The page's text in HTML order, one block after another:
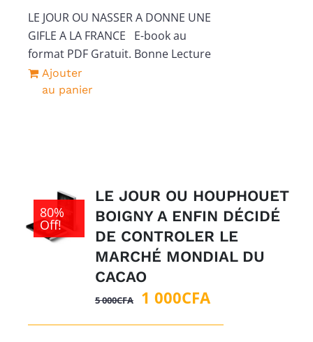
LE JOUR OU NASSER A DONNE UNE
GIFLE A LA FRANCE E-book au
format PDF Gratuit. Bonne Lecture
Ajouter
au panier
80%
Off!
LE JOUR OU HOUPHOUET
BOIGNY A ENFIN DÉCIDÉ
DE CONTROLER LE
MARCHÉ MONDIAL DU
CACAO
5 000CFA
Le
1 000CFALe